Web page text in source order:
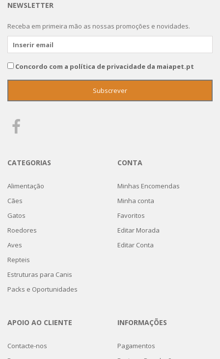
NEWSLETTER
Receba em primeira mão as nossas promoções e novidades.
Concordo com a política de privacidade da maiapet.pt
CATEGORIAS
Alimentação
Cães
Gatos
Roedores
Aves
Repteis
Estruturas para Canis
Packs e Oportunidades
CONTA
Minhas Encomendas
Minha conta
Favoritos
Editar Morada
Editar Conta
APOIO AO CLIENTE
Contacte-nos
INFORMAÇÕES
Pagamentos